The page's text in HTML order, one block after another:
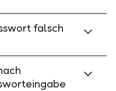
falsch